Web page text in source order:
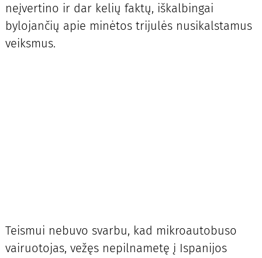
neįvertino ir dar kelių faktų, iškalbingai
bylojančių apie minėtos trijulės nusikalstamus
veiksmus.
Teismui nebuvo svarbu, kad mikroautobuso
vairuotojas, vežęs nepilnametę į Ispanijos